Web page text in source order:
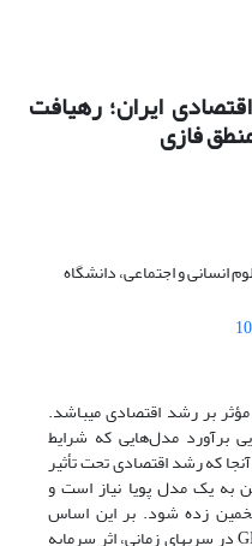
ایران؛ رهیافت
انسانی و اجتماعی، دانشگاه
بر رشد اقتصادی می­باشد.
برآورد مدل‌هایی که شرایط
که رشد اقتصادی تحت تأثیر
به یک مدل پویا نیاز است و
زده شود. بر این اساس
مطالعه حاضر با استفاده از روش GMM در سری­های زمانی، اثر سرمایه